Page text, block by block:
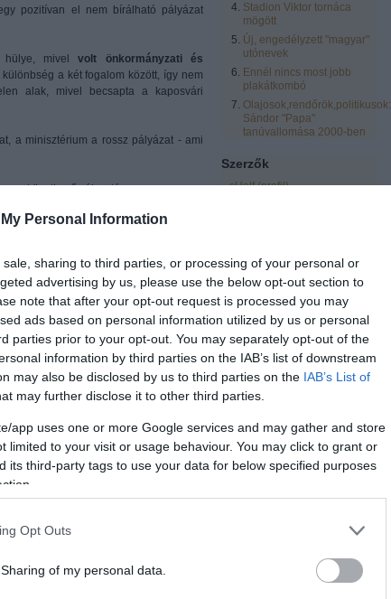
Personal Information
sharing to third parties, or processing of your personal or
advertising by us, please use the below opt-out section to
note that after your opt-out request is processed you may
ads based on personal information utilized by us or personal
parties prior to your opt-out. You may separately opt-out of the
information by third parties on the IAB’s list of downstream
may also be disclosed by us to third parties on the IAB’s List of
may further disclose it to other third parties.
app uses one or more Google services and may gather and store
limited to your visit or usage behaviour. You may click to grant or
its third-party tags to use your data for below specified purposes
Opt Outs
of my personal data.
pozitívan el nem bírálható pályázat
hülye, mivelvolt önkormányzati és
a két fogalom között, így nem
alak, mivel becsapta a kaposvári
a minisztérium a rossz pályázat - ami
a következő választáson.
Vörös Félholt
Stadion Viktor tornáca
mögött
Új, engedélyzett "magyar"
utónevek
Ennél nincs most jobb
plakátkombó
Olajosok,rendőrök,politikusok:
Sándor "Papa"
tanúvallomása 2000-ben
Szerzők
sHelf (profil)
Vendégblgr ( profil)
Rozsnyai Zsolt ( profil)
LCsilla16 (profil)